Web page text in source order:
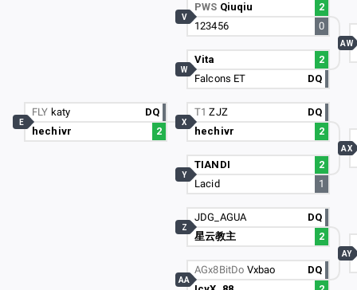
FLY katy
DQ
hechivr
2
E
PWS Qiuqiu
2
123456
0
V
Vita
2
Falcons ET
DQ
W
T1ZJZ
DQ
hechivr
2
X
TIANDI
2
Lacid
1
Y
JDG_AGUA
DQ
星云教主
2
Z
AGx8BitDo Vxbao
DQ
AA
AW
AX
AY